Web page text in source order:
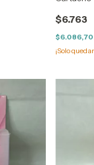
$6.763
$6.086,70
¡Solo